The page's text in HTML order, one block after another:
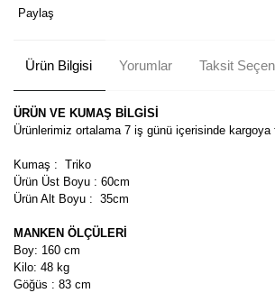
Paylaş
Ürün Bilgisi Yorumlar Taksit
ÜRÜN VE KUMAŞ BİLGİSİ
Ürünlerimiz ortalama 7 iş günü içerisinde
Kumaş : Triko
Ürün Üst Boyu : 60cm
Ürün Alt Boyu : 35cm
MANKEN ÖLÇÜLERİ
Boy: 160 cm
Kilo: 48 kg
Göğüs : 83 cm